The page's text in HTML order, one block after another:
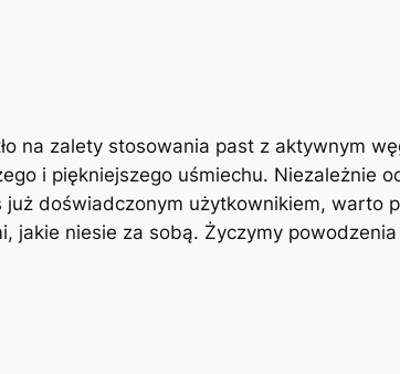
na zalety stosowania past z aktywnym
i piękniejszego uśmiechu. Niezależnie
doświadczonym​ użytkownikiem, warto
jakie niesie za sobą. Życzymy